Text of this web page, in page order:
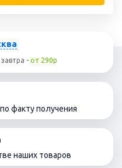
завтра - от 290р
факту получения
наших товаров